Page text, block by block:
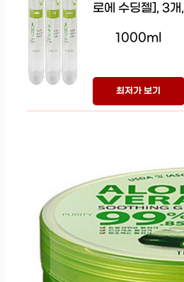
로에 수딩젤], 3개,
1000ml
최저가 보기